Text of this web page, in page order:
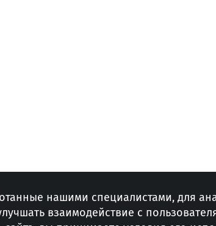
нашими специалистами, для
взаимодействие с